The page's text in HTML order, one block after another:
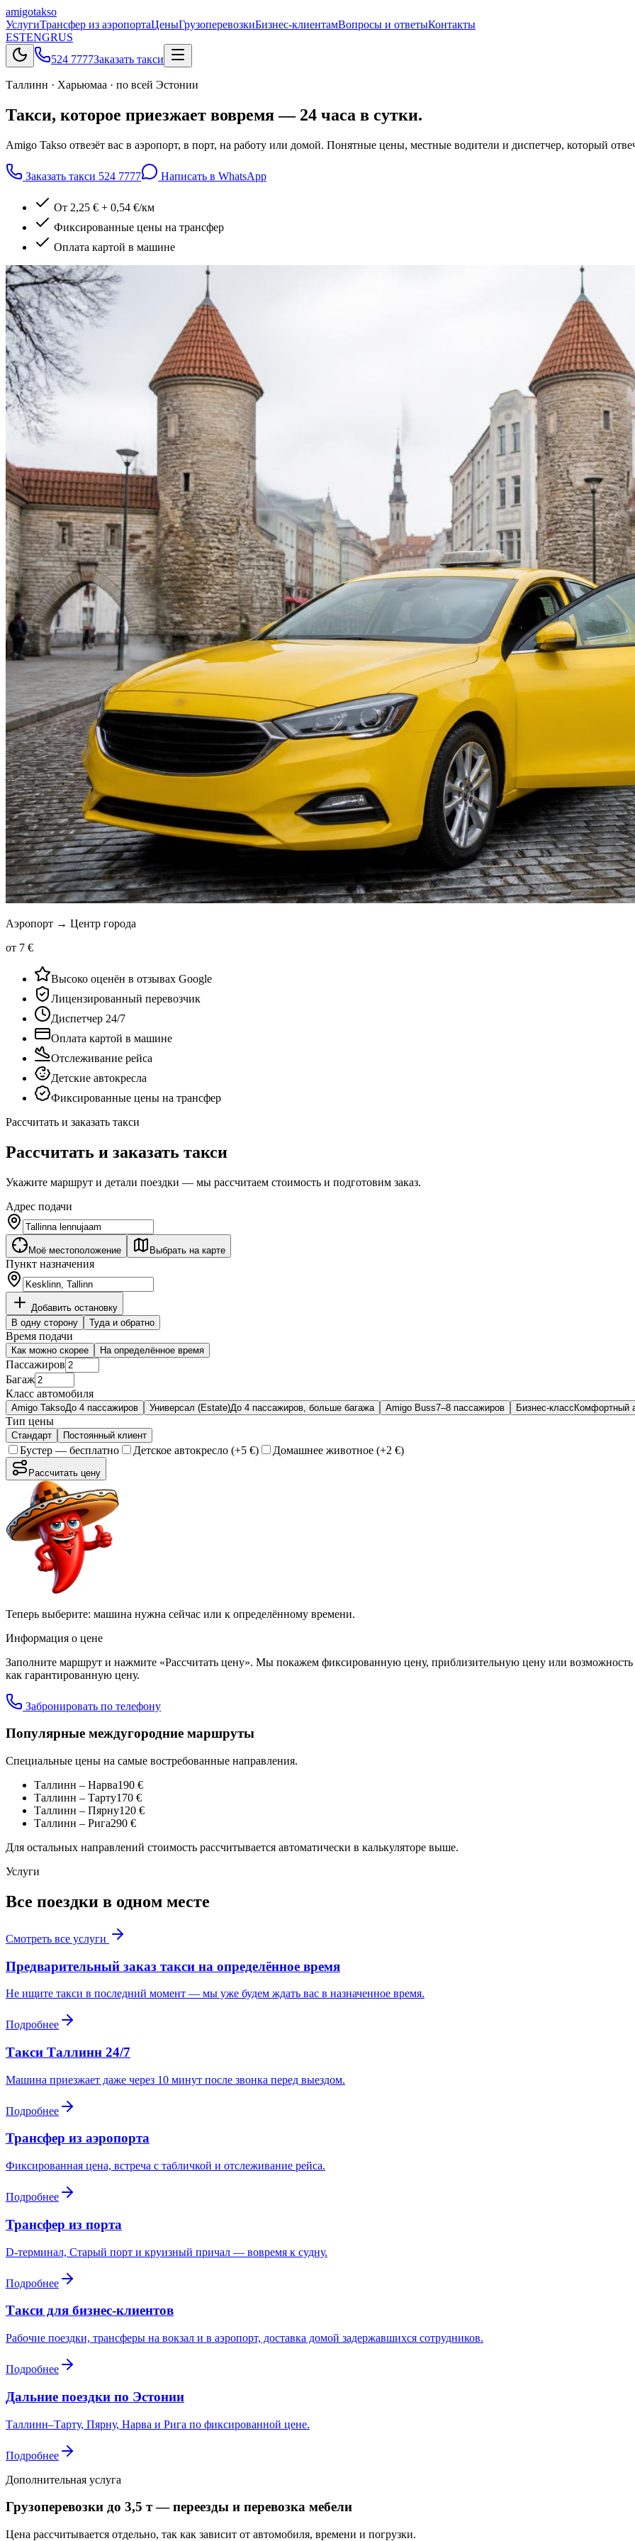
amigotakso
УслугиТрансфер из аэропортаЦеныГрузоперевозкиБизнес-клиентамВопросы и ответыКонтакты
ESTENGRUS
524 7777Заказать такси
Таллинн · Харьюмаа · по всей Эстонии
Такси, которое приезжает вовремя— 24 часа в сутки.
Amigo Takso отвезёт вас в аэропорт, в порт, на работу или домой. Понятные цены, местные водители и диспетчер, который
Заказать такси 524 7777 Написать в WhatsApp
От 2,25 € + 0,54 €/км
Фиксированные цены на трансфер
Оплата картой в машине
Аэропорт → Центр города
от 7 €
Высоко оценён в отзывах Google
Лицензированный перевозчик
Диспетчер 24/7
Оплата картой в машине
Отслеживание рейса
Детские автокресла
Фиксированные цены на трансфер
Рассчитать и заказать такси
Рассчитать и заказать такси
Укажите маршрут и детали поездки — мы рассчитаем стоимость и подготовим заказ.
Адрес подачи
Моё местоположение Выбрать на карте
Пункт назначения
Добавить остановку
В одну сторону
Туда и обратно
Время подачи
Как можно скорее На определённое время
Пассажиров
Багаж
Класс автомобиля
Amigo TaksoДо 4 пассажиров Универсал (Estate)До 4 пассажиров, больше багажа Amigo Buss7–8 пассажиров Бизнес-классКомфортный
Тип цены
Стандарт Постоянный клиент
Бустер — бесплатно Детское автокресло (+5 €) Домашнее животное (+2 €)
Рассчитать цену
Теперь выберите: машина нужна сейчас или к определённому времени.
Информация о цене
Заполните маршрут и нажмите «Рассчитать цену». Мы покажем фиксированную цену, приблизительную цену или
как гарантированную цену.
Забронировать по телефону
Популярные междугородние маршруты
Специальные цены на самые востребованные направления.
Таллинн – Нарва190 €
Таллинн – Тарту170 €
Таллинн – Пярну120 €
Таллинн – Рига290 €
Для остальных направлений стоимость рассчитывается автоматически в калькуляторе выше.
Услуги
Все поездки в одном месте
Смотреть все услуги
Предварительный заказ такси на определённое время
Не ищите такси в последний момент — мы уже будем ждать вас в назначенное время.
Подробнее
Такси Таллинн 24/7
Машина приезжает даже через 10 минут после звонка перед выездом.
Подробнее
Трансфер из аэропорта
Фиксированная цена, встреча с табличкой и отслеживание рейса.
Подробнее
Трансфер из порта
D-терминал, Старый порт и круизный причал — вовремя к судну.
Подробнее
Такси для бизнес-клиентов
Рабочие поездки, трансферы на вокзал и в аэропорт, доставка домой задержавшихся сотрудников.
Подробнее
Дальние поездки по Эстонии
Таллинн–Тарту, Пярну, Нарва и Рига по фиксированной цене.
Подробнее
Дополнительная услуга
Грузоперевозки до 3,5 т — переезды и перевозка мебели
Цена рассчитывается отдельно, так как зависит от автомобиля, времени и погрузки.